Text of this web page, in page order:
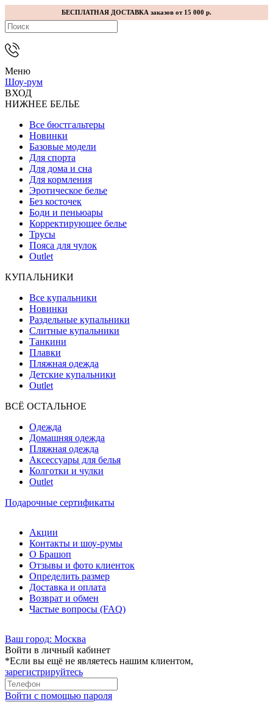
БЕСПЛАТНАЯ ДОСТАВКА заказов от 15 000 р.
Меню
Шоу-рум
ВХОД
НИЖНЕЕ БЕЛЬЕ
Все бюстгальтеры
Новинки
Базовые модели
Для спорта
Для дома и сна
Для кормления
Эротическое белье
Без косточек
Боди и пеньюары
Корректирующее белье
Трусы
Пояса для чулок
Outlet
КУПАЛЬНИКИ
Все купальники
Новинки
Раздельные купальники
Слитные купальники
Танкини
Плавки
Пляжная одежда
Детские купальники
Outlet
ВCЁ ОСТАЛЬНОЕ
Одежда
Домашняя одежда
Пляжная одежда
Аксессуары для белья
Колготки и чулки
Outlet
Подарочные сертификаты
Акции
Контакты и шоу-румы
О Брашоп
Отзывы и фото клиенток
Определить размер
Доставка и оплата
Возврат и обмен
Частые вопросы (FAQ)
Ваш город: Москва
Войти в личный кабинет
*Если вы ещё не являетесь нашим клиентом,
зарегистрируйтесь
Войти с помощью пароля